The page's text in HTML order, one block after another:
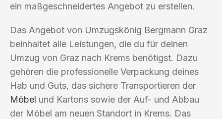
ein maßgeschneidertes Angebot zu erstellen.
Das Angebot von Umzugskönig Bergmann Graz
beinhaltet alle Leistungen, die du für deinen
Umzug von Graz nach Krems benötigst. Dazu
gehören die professionelle Verpackung deines
Hab und Guts, das sichere Transportieren der
Möbel und Kartons sowie der Auf- und Abbau
der Möbel am neuen Standort in Krems. Das